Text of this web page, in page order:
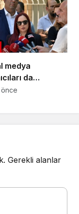
medya
da
önce
Gerekli alanlar